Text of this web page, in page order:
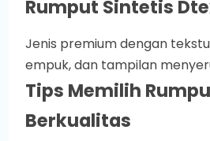
Rumput Sintetis
Jenis premium dengan
empuk, dan tampilan
Tips Memilih
Berkualitas